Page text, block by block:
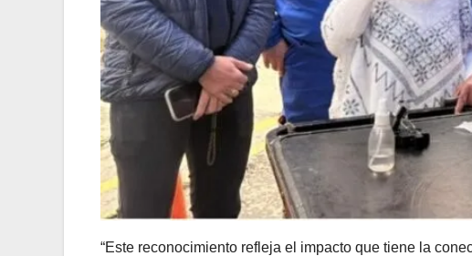
“Este reconocimiento refleja el impacto que tiene la